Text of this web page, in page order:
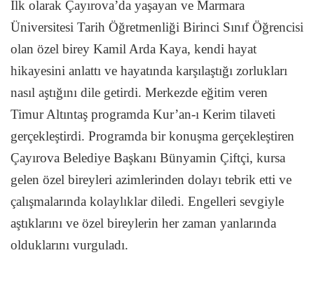
İlk olarak Çayırova’da yaşayan ve Marmara
Üniversitesi Tarih Öğretmenliği Birinci Sınıf Öğrencisi
olan özel birey Kamil Arda Kaya, kendi hayat
hikayesini anlattı ve hayatında karşılaştığı zorlukları
nasıl aştığını dile getirdi. Merkezde eğitim veren
Timur Altıntaş programda Kur’an-ı Kerim tilaveti
gerçekleştirdi. Programda bir konuşma gerçekleştiren
Çayırova Belediye Başkanı Bünyamin Çiftçi, kursa
gelen özel bireyleri azimlerinden dolayı tebrik etti ve
çalışmalarında kolaylıklar diledi. Engelleri sevgiyle
aştıklarını ve özel bireylerin her zaman yanlarında
olduklarını vurguladı.